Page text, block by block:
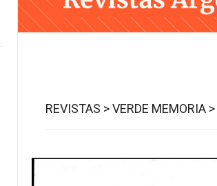
REVISTAS >VERDE MEMORIA >